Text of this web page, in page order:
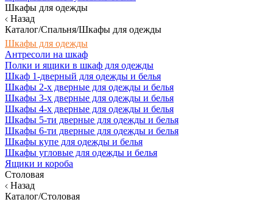
Шкафы для одежды
Назад
Каталог/Спальня/Шкафы для одежды
Шкафы для одежды
Антресоли на шкаф
Полки и ящики в шкаф для одежды
Шкаф 1-дверный для одежды и белья
Шкафы 2-х дверные для одежды и белья
Шкафы 3-х дверные для одежды и белья
Шкафы 4-х дверные для одежды и белья
Шкафы 5-ти дверные для одежды и белья
Шкафы 6-ти дверные для одежды и белья
Шкафы купе для одежды и белья
Шкафы угловые для одежды и белья
Ящики и короба
Столовая
Назад
Каталог/Столовая